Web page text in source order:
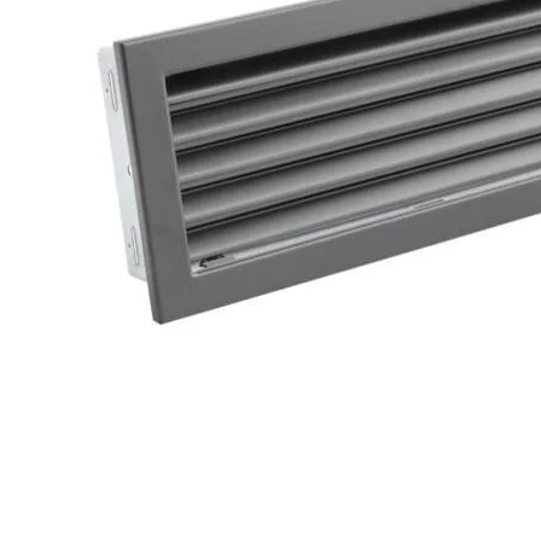
Kampanjat
Yhteystiedot
Pyydä tarjous
Arkkitehdeille